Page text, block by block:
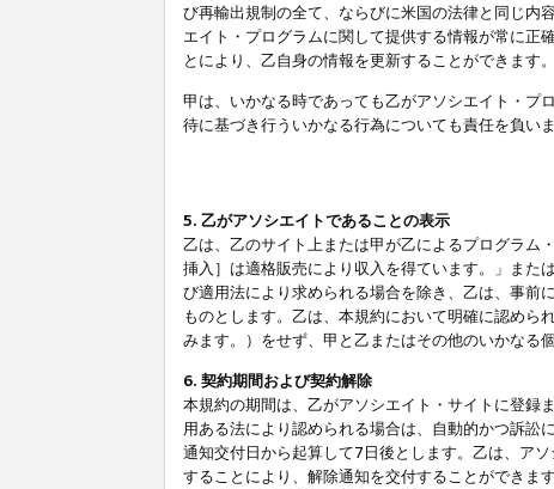
び再輸出規制の全て、ならびに米国の法律と同じ内
エイト・プログラムに関して提供する情報が常に正
とにより、乙自身の情報を更新することができます。
甲は、いかなる時であっても乙がアソシエイト・プ
待に基づき行ういかなる行為についても責任を負いま
5. 乙がアソシエイトであることの表示
乙は、乙のサイト上または甲が乙によるプログラム
挿入］は適格販売により収入を得ています。」また
び適用法により求められる場合を除き、乙は、事前
ものとします。乙は、本規約において明確に認め
みます。）をせず、甲と乙またはその他のいかなる
6. 契約期間および契約解除
本規約の期間は、乙がアソシエイト・サイトに登録
用ある法により認められる場合は、自動的かつ訴訟
通知交付日から起算して7日後とします。乙は、ア
することにより、解除通知を交付することができま